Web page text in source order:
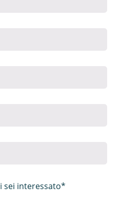
sei interessato*